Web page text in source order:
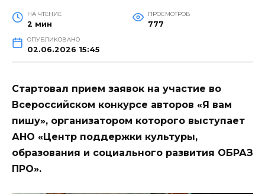
НА ЧТЕНИЕ
2 мин
ПРОСМОТРОВ
777
ОПУБЛИКОВАНО
02.06.2026 15:45
Стартовал прием заявок на участие во
Всероссийском конкурсе авторов «Я вам
пишу», организатором которого выступает
АНО «Центр поддержки культуры,
образования и социального развития ОБРАЗ
ПРО».